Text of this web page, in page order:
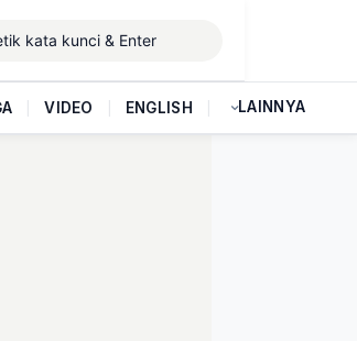
VIDEO ENGLISH LAINNYA